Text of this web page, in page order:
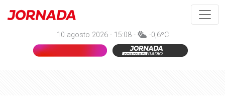
10 agosto 2026 - 15:08 - -0,6ºC